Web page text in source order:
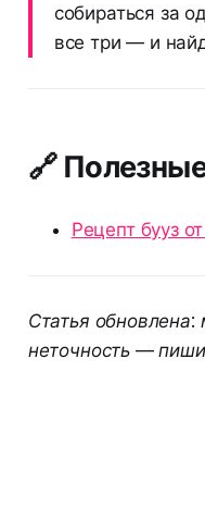
собираться за
все три — и
🔗
Рецепт бууз
Статья
неточность —